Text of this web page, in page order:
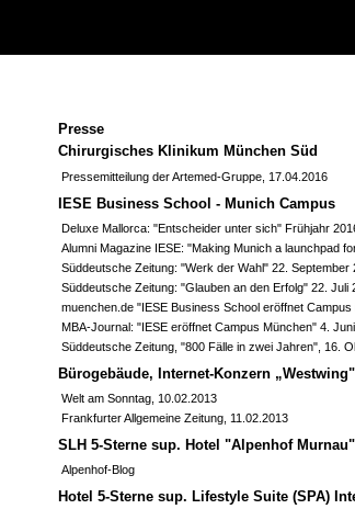
Presse
Chirurgisches Klinikum München Süd
Pressemitteilung der Artemed-Gruppe, 17.04.2016
IESE Business School - Munich Campus
Deluxe Mallorca: "Entscheider unter sich" Frühjahr
Alumni Magazine IESE: "Making Munich a launchpad
Süddeutsche Zeitung: "Werk der Wahl" 22. September
Süddeutsche Zeitung: "Glauben an den Erfolg" 22. Juli
muenchen.de "IESE Business School eröffnet
MBA-Journal: "IESE eröffnet Campus München" 4.
Süddeutsche Zeitung, "800 Fälle in zwei Jahren", 16.
Bürogebäude, Internet-Konzern
Welt am Sonntag, 10.02.2013
Frankfurter Allgemeine Zeitung, 11.02.2013
SLH 5-Sterne sup. Hotel "Alpenhof Murnau"
Alpenhof-Blog
Hotel 5-Sterne sup. Lifestyle Suite (SPA)